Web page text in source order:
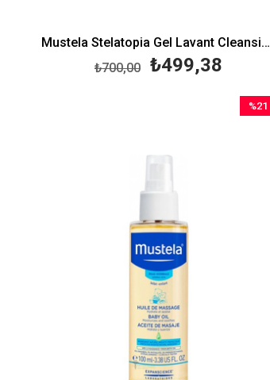
Mustela Stelatopia Gel Lavant Cleansing Gel 200 ml
₺499,38
₺700,00
%21